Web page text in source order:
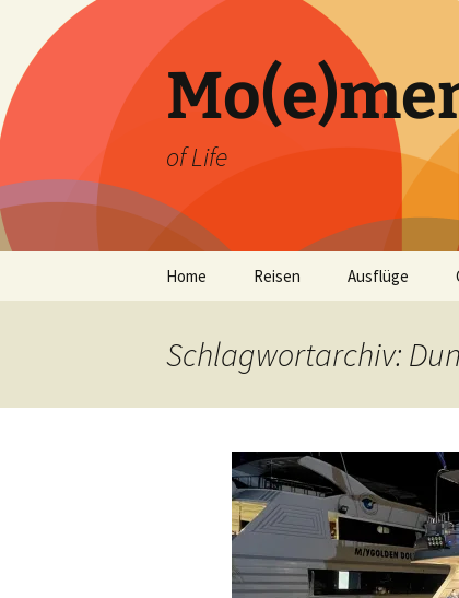
Inhalt
springen
of Life
Home Reisen Ausflüge
Schlagwortarchiv: